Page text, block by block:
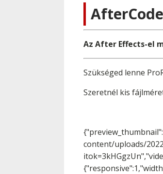
Az After Effects-el
Szükséged lenne
Szeretnél kis
content/uploads/